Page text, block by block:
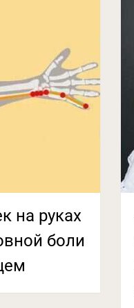
на руках
боли